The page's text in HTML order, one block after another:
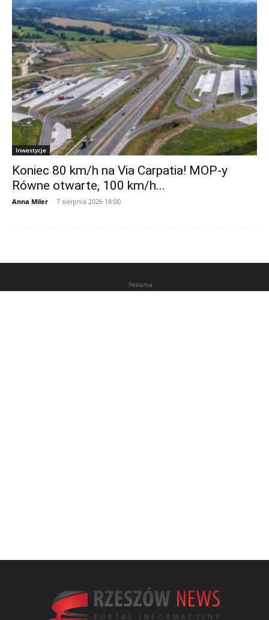
Inwestycje
Koniec 80 km/h na Via Carpatia! MOP-y
Równe otwarte, 100 km/h...
Anna Miler - 7 sierpnia 2026 18:00
Reklama